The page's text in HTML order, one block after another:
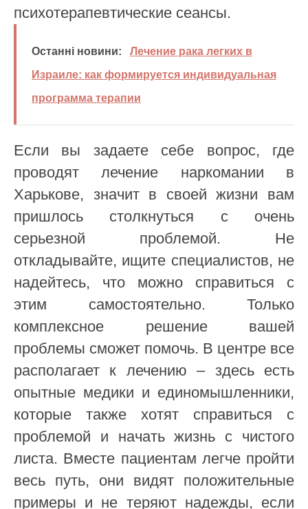
психотерапевтические сеансы.
Останні новини:
Лечение рака легких в
Израиле: как формируется индивидуальная
программа терапии
Если вы задаете себе вопрос, где
проводят лечение наркомании в
Харькове, значит в своей жизни вам
пришлось столкнуться с очень
серьезной проблемой. Не
откладывайте, ищите специалистов, не
надейтесь, что можно справиться с
этим самостоятельно. Только
комплексное решение вашей
проблемы сможет помочь. В центре все
располагает к лечению – здесь есть
опытные медики и единомышленники,
которые также хотят справиться с
проблемой и начать жизнь с чистого
листа. Вместе пациентам легче пройти
весь путь, они видят положительные
примеры и не теряют надежды, если